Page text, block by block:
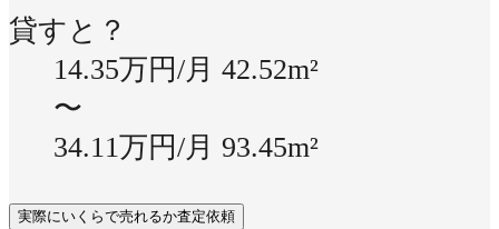
貸すと？
14.35万円/月 42.52m²
〜
34.11万円/月 93.45m²
実際にいくらで売れるか査定依頼